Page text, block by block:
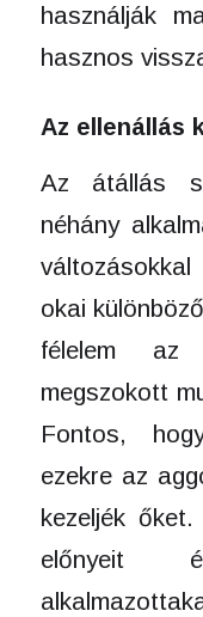
használják
hasznos
Az ellenállás
Az átállás
néhány
okai
félelem az
megszokott
Fontos,
ezekre az
kezeljék
előnyeit